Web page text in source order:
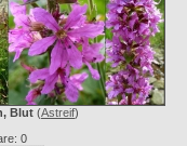
Blut (Astreif)
0